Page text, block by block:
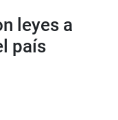
leyes a
país